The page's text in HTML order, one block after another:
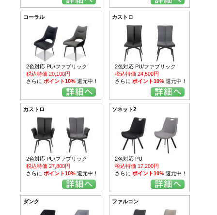
コーラル
2色対応 PU/ファブリック
税込特価 20,100円
さらに ポイント10% 還元中！
カストロ
2色対応 PU/ファブリック
税込特価 24,500円
さらに ポイント10% 還元中！
カストロ
2色対応 PU/ファブリック
税込特価 27,800円
さらに ポイント10% 還元中！
ソネット2
2色対応 PU
税込特価 17,200円
さらに ポイント10% 還元中！
ダンク ファルコン